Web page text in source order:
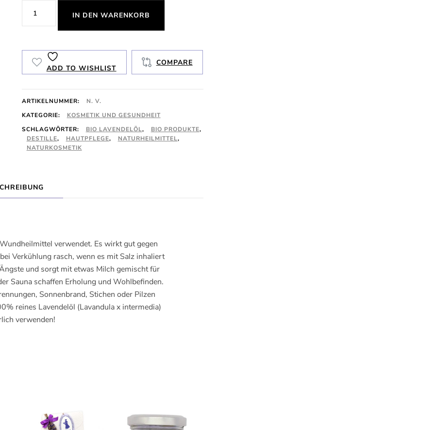
Lavendelöl
Menge
IN DEN WARENKORB
ADD TO WISHLIST
COMPARE
ARTIKELNUMMER:
N. V.
KATEGORIE:
KOSMETIK UND GESUNDHEIT
SCHLAGWÖRTER:
BIO LAVENDELÖL, BIO PRODUKTE,
DESTILLE, HAUTPFLEGE, NATURHEILMITTEL,
NATURKOSMETIK
verwendet. Es wirkt gut gegen
Verkühlung rasch, wenn es mit Salz inhaliert
und sorgt mit etwas Milch gemischt für
Sauna schaffen Erholung und Wohlbefinden.
Sonnenbrand, Stichen oder Pilzen
reines Lavendelöl (Lavandula x intermedia)
verwenden!